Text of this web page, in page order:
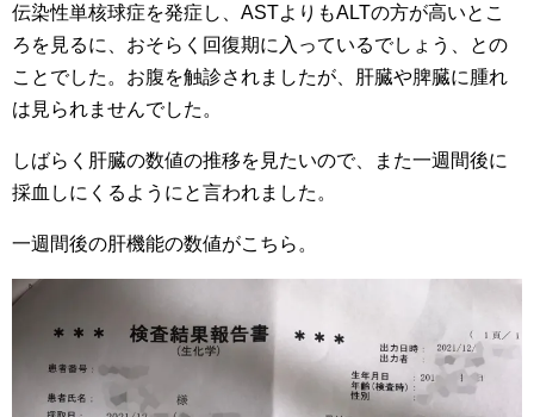
伝染性単核球症を発症し、ASTよりもALTの方が高いとこ
ろを見るに、おそらく回復期に入っているでしょう、との
ことでした。お腹を触診されましたが、肝臓や脾臓に腫れ
は見られませんでした。
しばらく肝臓の数値の推移を見たいので、また一週間後に
採血しにくるようにと言われました。
一週間後の肝機能の数値がこちら。